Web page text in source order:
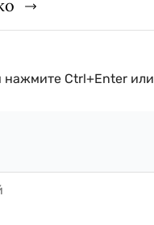
Ctrl+Enter или